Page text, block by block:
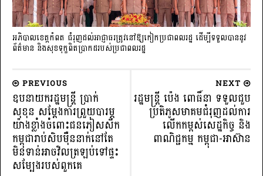
អភិបាលខេត្តកំពត ជំរុញដល់អាជ្ញាធរត្រូវនៅឱ្យកៀកប្រជាពលរដ្ឋ ដើម្បីទទួលបាននូវ
ព័ត៌មាន និងសុខទុក្ខពិតប្រាកដរបស់ប្រជាពលរដ្ឋ
NEXT
រដ្ឋមន្រ្តី ប៉េង ពោធិ៍នា ទទួលជួប
ប្រតិភូសមាគមជំរុញដល់ការ
លើកកម្ពស់សេដ្ឋកិច្ច និង
ពាណិជ្ជកម្ម កម្ពុជា-អាស៊ាន
PREVIOUS
ឧបនាយករដ្ឋមន្ត្រី ប្រាក់
សុខុន សម្ដែងការព្រួយបារម្ភ
យ៉ាងខ្លាំងចំពោះជនភៀសសឹក
កម្ពុជារាប់សិបម៉ឺននាក់នៅតែ
មិនទាន់អាចវិលត្រឡប់ទៅផ្ទះ
សម្បែងរបស់ពួកគេ